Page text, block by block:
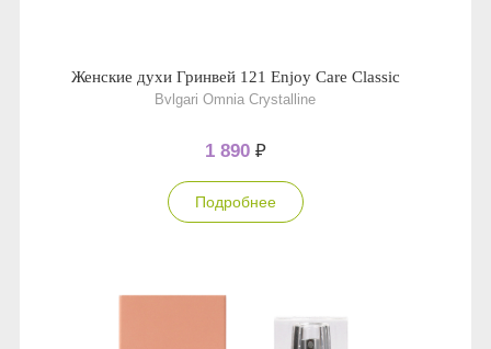
Женские духи Гринвей 121 Enjoy Care Classic
Bvlgari Omnia Crystalline
1 890 ₽
Подробнее